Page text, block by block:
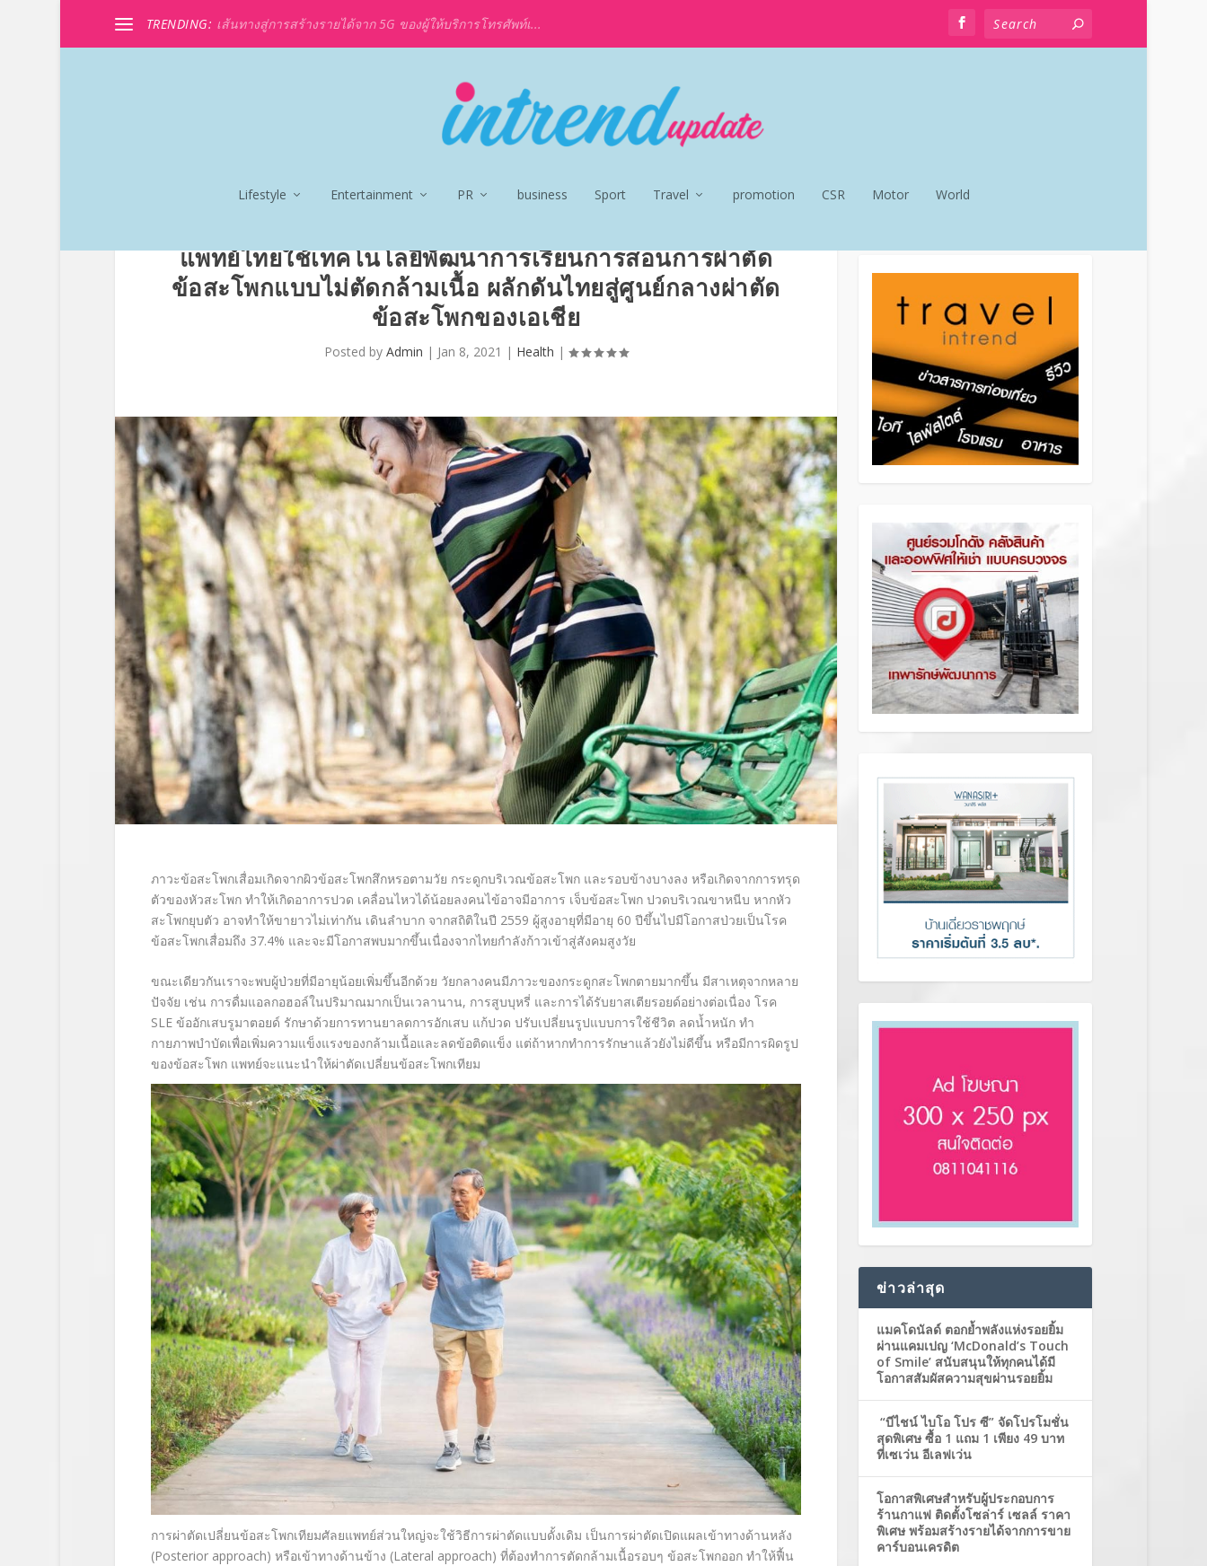
TRENDING: เส้นทางสู่การสร้างรายได้จาก 5G ของผู้ให้บริการโทรศัพท์เ...
Lifestyle Entertainment PR business Sport Travel promotion CSR Motor World
แพทย์ไทยใช้เทคโนโลยีพัฒนาการเรียนการสอนการผ่าตัด
ข้อสะโพกแบบไม่ตัดกล้ามเนื้อ ผลักดันไทยสู่ศูนย์กลางผ่าตัด
ข้อสะโพกของเอเชีย
Posted by Admin | Jan 8, 2021 | Health |
ภาวะข้อสะโพกเสื่อมเกิดจากผิวข้อสะโพกสึกหรอตามวัย กระดูกบริเวณข้อสะโพก และรอบข้างบางลง หรือเกิดจากการทรุด
ตัวของหัวสะโพก ทำให้เกิดอาการปวด เคลื่อนไหวได้น้อยลงคนไข้อาจมีอาการ เจ็บข้อสะโพก ปวดบริเวณขาหนีบ หากหัว
สะโพกยุบตัว อาจทำให้ขายาวไม่เท่ากัน เดินลำบาก จากสถิติในปี 2559 ผู้สูงอายุที่มีอายุ 60 ปีขึ้นไปมีโอกาสป่วยเป็นโรค
ข้อสะโพกเสื่อมถึง 37.4% และจะมีโอกาสพบมากขึ้นเนื่องจากไทยกำลังก้าวเข้าสู่สังคมสูงวัย
ขณะเดียวกันเราจะพบผู้ป่วยที่มีอายุน้อยเพิ่มขึ้นอีกด้วย วัยกลางคนมีภาวะของกระดูกสะโพกตายมากขึ้น มีสาเหตุจากหลาย
ปัจจัย เช่น การดื่มแอลกอฮอล์ในปริมาณมากเป็นเวลานาน, การสูบบุหรี่ และการได้รับยาสเตียรอยด์อย่างต่อเนื่อง โรค
SLEข้ออักเสบรูมาตอยด์ รักษาด้วยการทานยาลดการอักเสบ แก้ปวด ปรับเปลี่ยนรูปแบบการใช้ชีวิต ลดน้ำหนัก ทำ
กายภาพบำบัดเพื่อเพิ่มความแข็งแรงของกล้ามเนื้อและลดข้อติดแข็ง แต่ถ้าหากทำการรักษาแล้วยังไม่ดีขึ้น หรือมีการผิดรูป
ของข้อสะโพก แพทย์จะแนะนำให้ผ่าตัดเปลี่ยนข้อสะโพกเทียม
การผ่าตัดเปลี่ยนข้อสะโพกเทียมศัลยแพทย์ส่วนใหญ่จะใช้วิธีการผ่าตัดแบบดั้งเดิม เป็นการผ่าตัดเปิดแผลเข้าทางด้านหลัง
(Posterior approach) หรือเข้าทางด้านข้าง (Lateral approach) ที่ต้องทำการตัดกล้ามเนื้อรอบๆ ข้อสะโพกออก ทำให้ฟื้น
ข่าวล่าสุด
แมคโดนัลด์ ตอกย้ำพลังแห่งรอยยิ้ม
ผ่านแคมเปญ ‘McDonald’s Touch
of Smile’ สนับสนุนให้ทุกคนได้มี
โอกาสสัมผัสความสุขผ่านรอยยิ้ม
“บีไชน์ ไบโอ โปร ซี” จัดโปรโมชั่น
สุดพิเศษ ซื้อ 1 แถม 1 เพียง 49 บาท
ที่เซเว่น อีเลฟเว่น
โอกาสพิเศษสำหรับผู้ประกอบการ
ร้านกาแฟ ติดตั้งโซล่าร์ เซลล์ ราคา
พิเศษ พร้อมสร้างรายได้จากการขาย
คาร์บอนเครดิต